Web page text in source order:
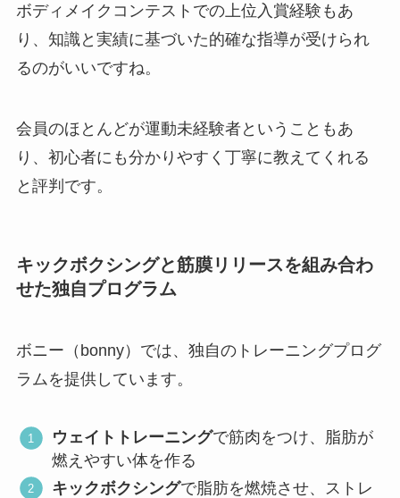
ボディメイクコンテストでの上位入賞経験もあ
り、知識と実績に基づいた的確な指導が受けられ
るのがいいですね。
会員のほとんどが運動未経験者ということもあ
り、初心者にも分かりやすく丁寧に教えてくれる
と評判です。
キックボクシングと筋膜リリースを組み合わ
せた独自プログラム
ボニー（bonny）では、独自のトレーニングプログ
ラムを提供しています。
ウェイトトレーニングで筋肉をつけ、脂肪が
燃えやすい体を作る
キックボクシングで脂肪を燃焼させ、ストレ